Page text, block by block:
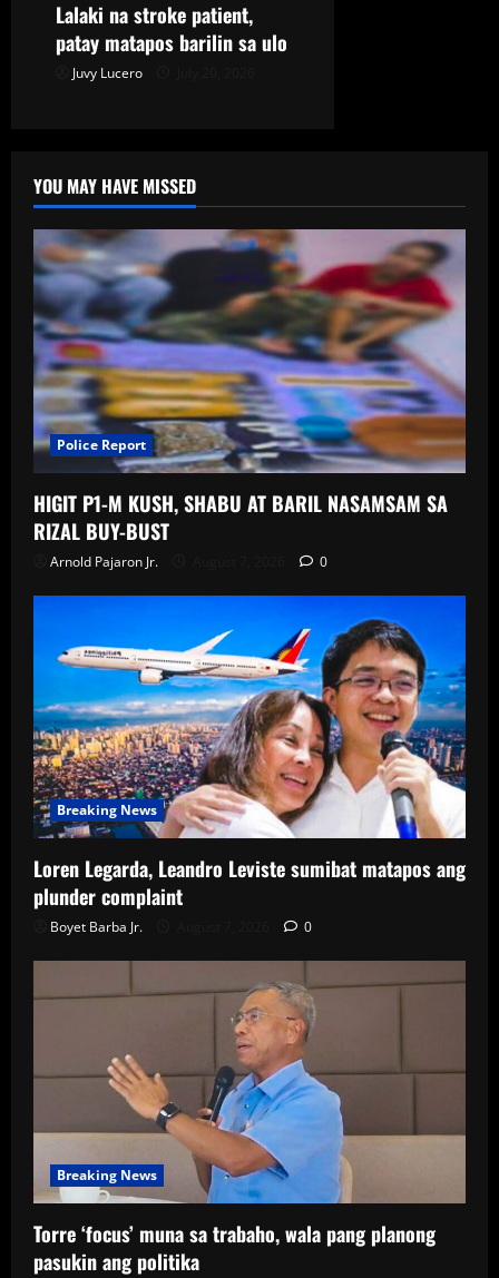
Lalaki na stroke patient,
patay matapos barilin sa ulo
Juvy Lucero
YOU MAY HAVE MISSED
Police Report
HIGIT P1-M KUSH, SHABU AT BARIL NASAMSAM SA
RIZAL BUY-BUST
Arnold Pajaron Jr. 0
Breaking News
Loren Legarda, Leandro Leviste sumibat matapos ang
plunder complaint
Boyet Barba Jr. 0
Breaking News
Torre ‘focus’ muna sa trabaho, wala pang planong
pasukin ang politika